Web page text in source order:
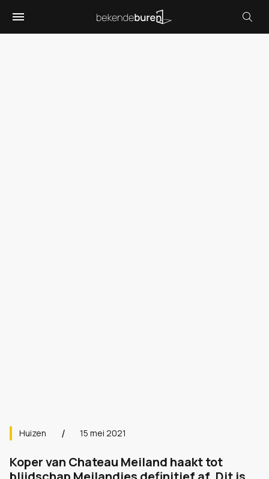
Huizen 15 mei 2021
Koper van Chateau Meiland haakt tot